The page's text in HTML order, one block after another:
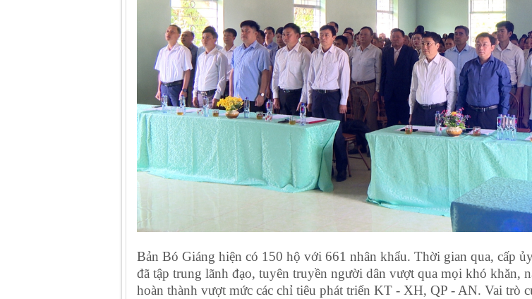
Bản Bó Giáng hiện có 150 hộ với 661 nhân khẩu. Thời gian qua, cấp
đã tập trung lãnh đạo, tuyên truyền người dân vượt qua mọi khó khăn,
hoàn thành vượt mức các chỉ tiêu phát triển KT - XH, QP - AN. Vai trò